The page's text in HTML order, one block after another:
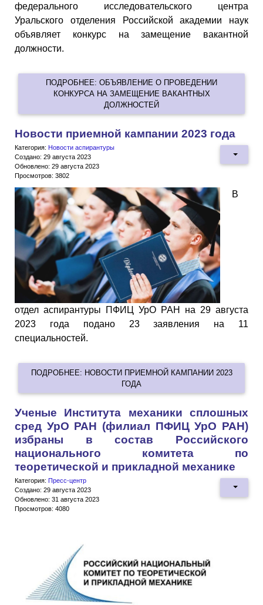
федерального исследовательского центра
Уральского отделения Российской академии наук
объявляет конкурс на замещение вакантной
должности.
ПОДРОБНЕЕ: ОБЪЯВЛЕНИЕ О ПРОВЕДЕНИИ
КОНКУРСА НА ЗАМЕЩЕНИЕ ВАКАНТНЫХ
ДОЛЖНОСТЕЙ
Новости приемной кампании 2023 года
Категория: Новости аспирантуры
Создано: 29 августа 2023
Обновлено: 29 августа 2023
Просмотров: 3802
В
отдел аспирантуры ПФИЦ УрО РАН на 29 августа
2023 года подано 23 заявления на 11
специальностей.
ПОДРОБНЕЕ: НОВОСТИ ПРИЕМНОЙ КАМПАНИИ 2023
ГОДА
Ученые Института механики сплошных
сред УрО РАН (филиал ПФИЦ УрО РАН)
избраны в состав Российского
национального комитета по
теоретической и прикладной механике
Категория: Пресс-центр
Создано: 29 августа 2023
Обновлено: 31 августа 2023
Просмотров: 4080